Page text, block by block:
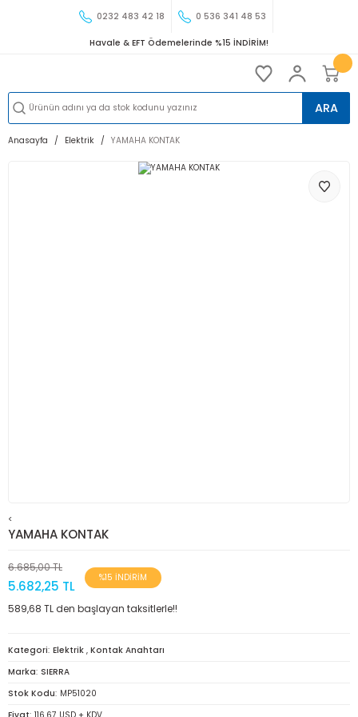
0232 483 42 18 0 536 341 48 53
Havale & EFT Ödemelerinde %15 İNDİRİM!
ARA
Anasayfa Elektrik YAMAHA KONTAK
<
YAMAHA KONTAK
6.685,00 TL
5.682,25 TL
%15 İNDİRİM
589,68 TL den başlayan taksitlerle!!
Kategori Elektrik , Kontak Anahtarı
Marka SIERRA
Stok Kodu MP51020